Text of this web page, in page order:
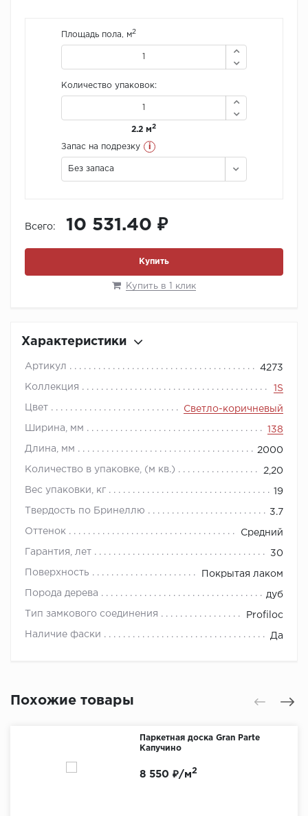
Площадь пола, м2
Количество упаковок:
2.2 м2
Запас на подрезку i
Без запаса
Всего: 10 531.40 ₽
Купить
Купить в 1 клик
Характеристики
Артикул 4273
Коллекция 1S
Цвет Светло-коричневый
Ширина, мм 138
Длина, мм 2000
Количество в упаковке, (м кв.) 2,20
Вес упаковки, кг 19
Твердость по Бринеллю 3.7
Оттенок Средний
Гарантия, лет 30
Поверхность Покрытая лаком
Порода дерева дуб
Тип замкового соединения Profiloc
Наличие фаски Да
Похожие товары
Паркетная доска Gran Parte
Капучино
8 550 ₽/м2